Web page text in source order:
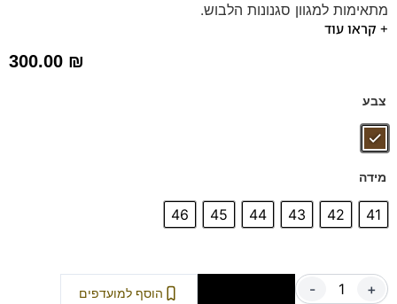
מתאימות למגוון סגנונות הלבוש.
מותג:SJ | נעליים טבעוניות | חומרים ממוחזרים
+ קראו עוד
300.00 ₪
צבע
מידה
41
42
43
44
45
46
- + הוסף למועדפים